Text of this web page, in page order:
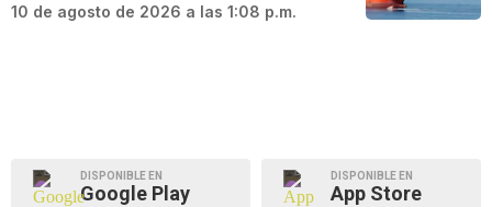
10 de agosto de 2026 a las 1:08 p.m.
DISPONIBLE EN
Google Play
DISPONIBLE EN
App Store